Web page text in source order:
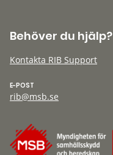
Behöver du hjälp?
Kontakta RIB Support
E-POST
rib@msb.se